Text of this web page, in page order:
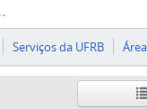
Serviços da UFRB